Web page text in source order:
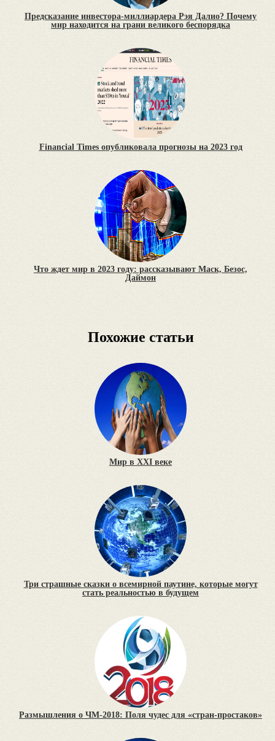
Предсказание инвестора-миллиардера Рэя Далио? Почему
мир находится на грани великого беспорядка
Financial Times опубликовала прогнозы на 2023 год
Что ждет мир в 2023 году: рассказывают Маск, Безос,
Даймон
Похожие статьи
Мир в XXI веке
Три страшные сказки о всемирной паутине, которые могут
стать реальностью в будущем
Размышления о ЧМ-2018: Поля чудес для «стран-простаков»